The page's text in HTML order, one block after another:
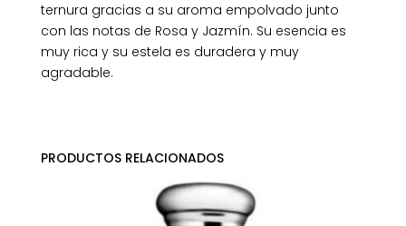
ternura gracias a su aroma empolvado junto
con las notas de Rosa y Jazmín. Su esencia es
muy rica y su estela es duradera y muy
agradable.
PRODUCTOS RELACIONADOS